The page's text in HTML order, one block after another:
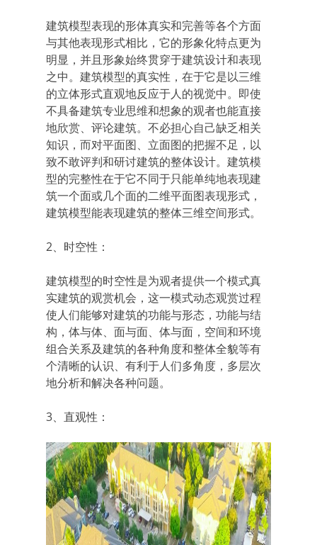
建筑模型表现的形体真实和完善等各个方面
与其他表现形式相比，它的形象化特点更为
明显，并且形象始终贯穿于建筑设计和表现
之中。建筑模型的真实性，在于它是以三维
的立体形式直观地反应于人的视觉中。即使
不具备建筑专业思维和想象的观者也能直接
地欣赏、评论建筑。不必担心自己缺乏相关
知识，而对平面图、立面图的把握不足，以
致不敢评判和研讨建筑的整体设计。建筑模
型的完整性在于它不同于只能单纯地表现建
筑一个面或几个面的二维平面图表现形式，
建筑模型能表现建筑的整体三维空间形式。
2、时空性：
建筑模型的时空性是为观者提供一个模式真
实建筑的观赏机会，这一模式动态观赏过程
使人们能够对建筑的功能与形态，功能与结
构，体与体、面与面、体与面，空间和环境
组合关系及建筑的各种角度和整体全貌等有
个清晰的认识、有利于人们多角度，多层次
地分析和解决各种问题。
3、直观性：